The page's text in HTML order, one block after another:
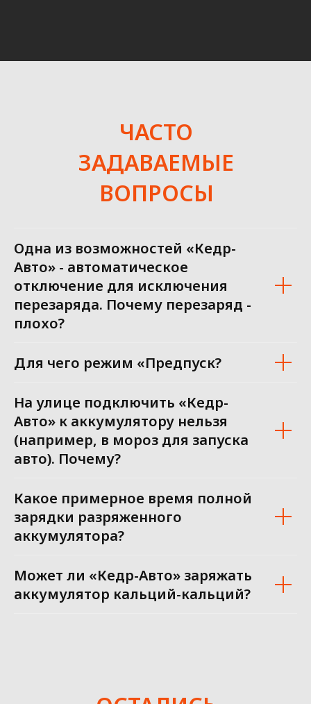
ЧАСТО
ЗАДАВАЕМЫЕ
ВОПРОСЫ
Одна из возможностей «Кедр-
Авто» - автоматическое
отключение для исключения
перезаряда. Почему перезаряд -
плохо?
Для чего режим «Предпуск?
На улице подключить «Кедр-
Авто» к аккумулятору нельзя
(например, в мороз для запуска
авто). Почему?
Какое примерное время полной
зарядки разряженного
аккумулятора?
Может ли «Кедр-Авто» заряжать
аккумулятор кальций-кальций?